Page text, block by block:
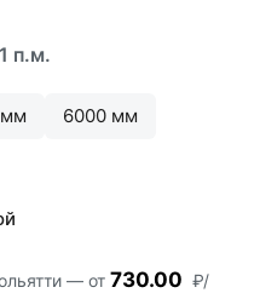
1 п.м.
6000 мм
— от 730.00 ₽/